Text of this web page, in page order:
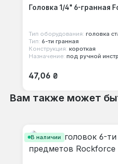
Головка 1/4" 6-гранная
Тип оборудования: головка
Тип: 6-ти гранная
Конструкция: короткая
Назначение: под ручной
Обычная цена:
47,06 ₴
Вам также может
В наличии